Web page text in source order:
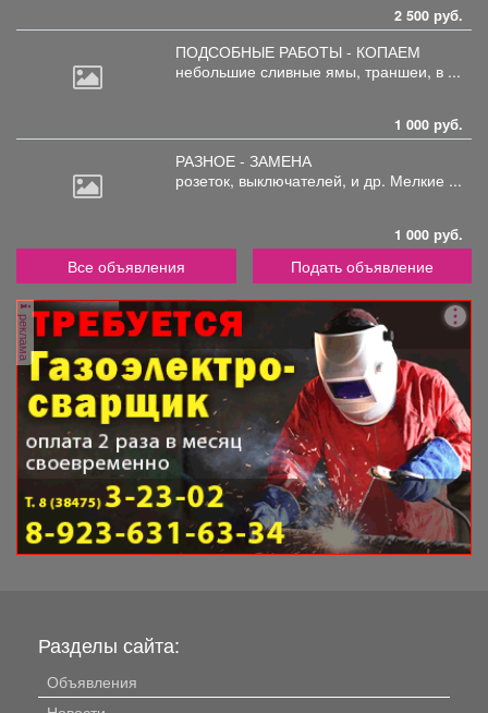
2 500 руб.
ПОДСОБНЫЕ РАБОТЫ - КОПАЕМ
небольшие сливные ямы, траншеи, в ...
1 000 руб.
РАЗНОЕ - ЗАМЕНА
розеток, выключателей, и др. Мелкие ...
1 000 руб.
Все объявления Подать объявление
реклама
Разделы сайта:
Объявления